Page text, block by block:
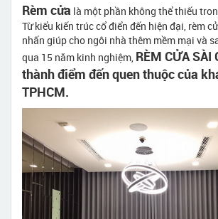
Rèm cửa là một phần không thể thiếu
Từ kiểu kiến trúc cổ điển đến hiện đại, rèm
nhấn giúp cho ngôi nhà thêm mềm mại và
qua 15 năm kinh nghiệm, RÈM CỬA SÀI
thành điểm đến quen thuộc của
TPHCM.